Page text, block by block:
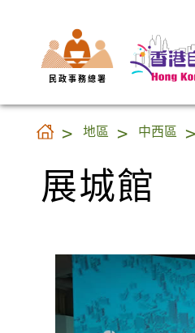
民 政 事 務 總 署
展城館
地區 中西區
展城館